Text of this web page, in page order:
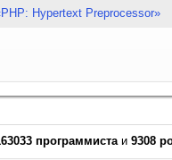
Hypertext Preprocessor»
программистаи 9308